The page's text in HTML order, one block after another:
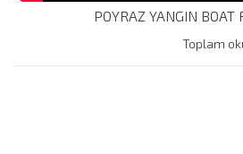
POYRAZ YANGIN BOAT
Toplam